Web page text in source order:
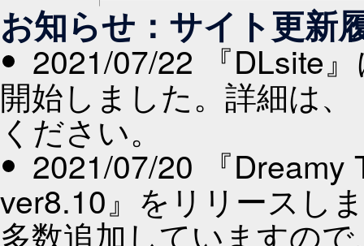
お知らせ：サイト更新
2021/07/22 『DLsite
開始しました。詳細は、
ください。
2021/07/20 『Dreamy
ver8.10』をリリースし
多数追加していますの